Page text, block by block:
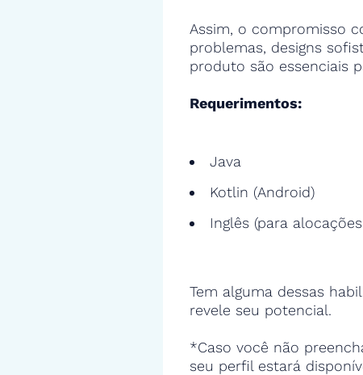
Assim, o compromisso
problemas, designs
produto são essenciais
Requerimentos:
Java
Kotlin (Android)
Inglês (para
Tem alguma dessas
revele seu potencial.
*Caso você não
seu perfil estará